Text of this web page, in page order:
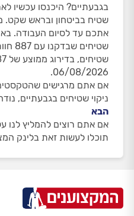
בגבעתיים? היכנסו עכשיו
שטיח בביטחון ובראש שקט.
06/08/2026.
אם אתם מרגישים
ניקוי שטיחים בגבעתיים,
הבא
אם אתם רוצים להמליץ לנו
תוכלו לעשות זאת בלינק